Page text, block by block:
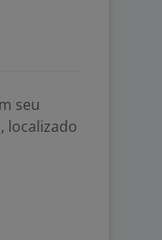
seu
localizado